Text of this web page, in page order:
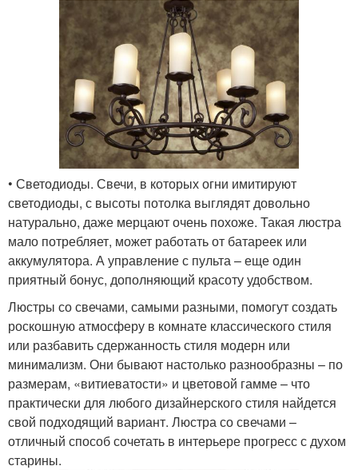
• Светодиоды. Свечи, в которых огни имитируют
светодиоды, с высоты потолка выглядят довольно
натурально, даже мерцают очень похоже. Такая люстра
мало потребляет, может работать от батареек или
аккумулятора. А управление с пульта – еще один
приятный бонус, дополняющий красоту удобством.
Люстры со свечами, самыми разными, помогут создать
роскошную атмосферу в комнате классического стиля
или разбавить сдержанность стиля модерн или
минимализм. Они бывают настолько разнообразны – по
размерам, «витиеватости» и цветовой гамме – что
практически для любого дизайнерского стиля найдется
свой подходящий вариант. Люстра со свечами –
отличный способ сочетать в интерьере прогресс с духом
старины.